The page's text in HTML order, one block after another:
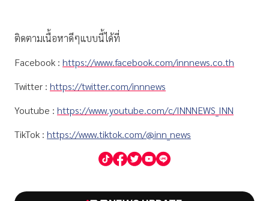
ติดตามเนื้อหาดีๆแบบนี้ได้ที่
Facebook : https://www.facebook.com/innnews.co.th
Twitter : https://twitter.com/innnews
Youtube : https://www.youtube.com/c/INNNEWS_INN
TikTok : https://www.tiktok.com/@inn_news